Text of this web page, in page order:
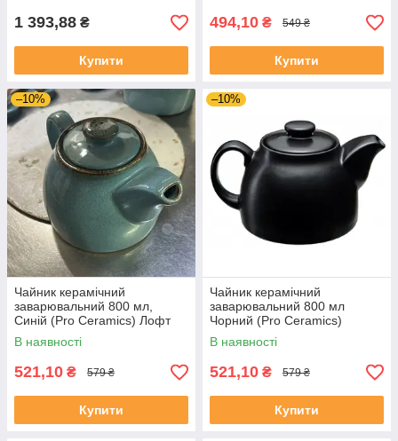
1 393,88 ₴
Купити
494,10 ₴ 549 ₴
Купити
–10%
Чайник керамічний
заварювальний 800 мл,
Синій (Pro Ceramics) Лофт
В наявності
521,10 ₴ 579 ₴
Купити
–10%
Чайник керамічний
заварювальний 800 мл
Чорний (Pro Ceramics)
Чорний-мат
В наявності
521,10 ₴ 579 ₴
Купити